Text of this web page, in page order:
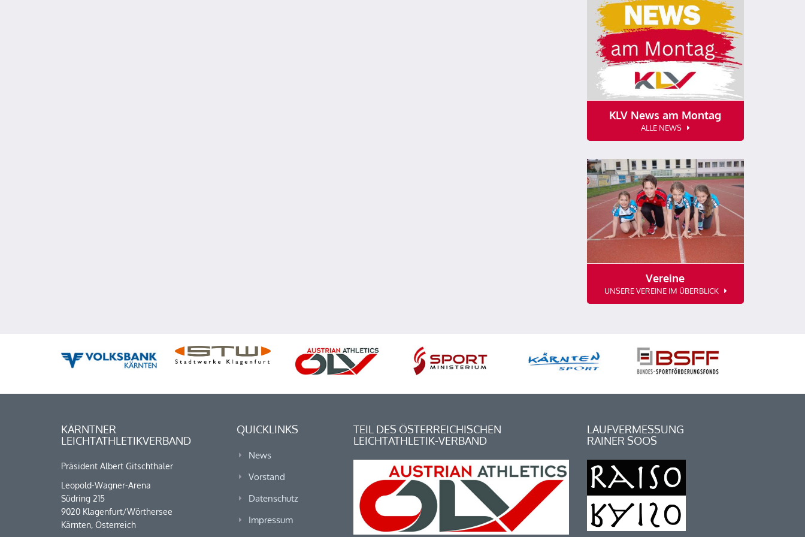
KLV News am Montag
ALLE NEWS
Vereine
UNSERE VEREINE IM ÜBERBLICK
KÄRNTNER
LEICHTATHLETIKVERBAND
Präsident Albert Gitschthaler
Leopold-Wagner-Arena
Südring 215
9020 Klagenfurt/Wörthersee
Kärnten, Österreich
QUICKLINKS
News
Vorstand
Datenschutz
Impressum
TEIL DES ÖSTERREICHISCHEN
LEICHTATHLETIK-VERBAND
LAUFVERMESSUNG
RAINER SOOS